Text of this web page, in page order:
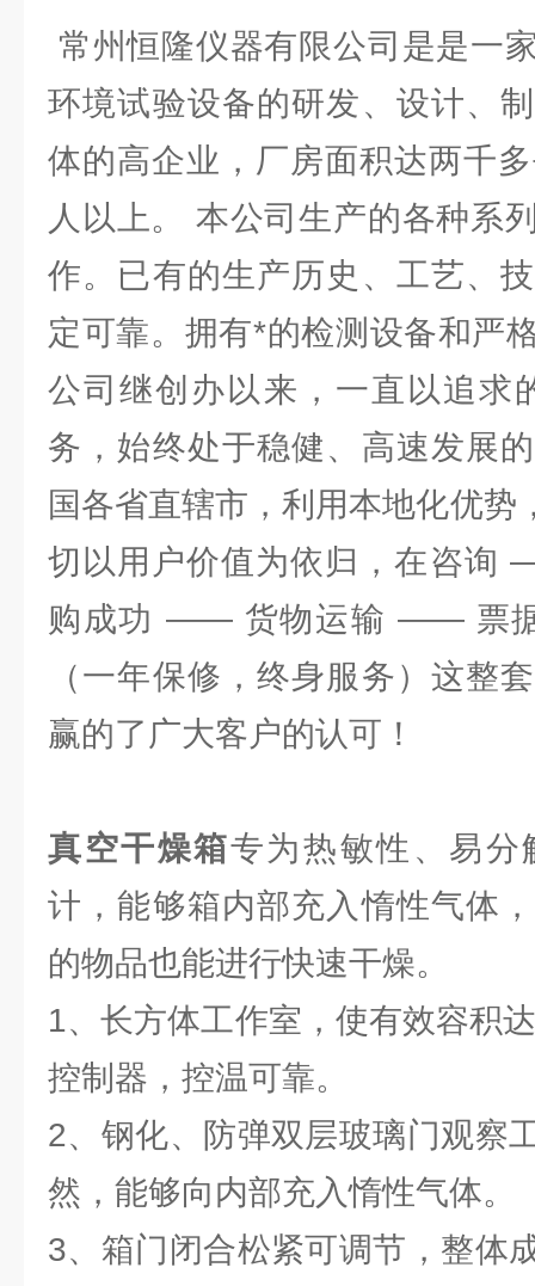
常州恒隆仪器有限公司是是一
环境试验设备的研发、设计、
体的高企业，厂房面积达两千
人以上。 本公司生产的各种系
作。已有的生产历史、工艺、
定可靠。拥有*的检测设备和严
公司继创办以来，一直以追求
务，始终处于稳健、高速发展
国各省直辖市，利用本地化优势
切以用户价值为依归，在咨
购成功 —— 货物运输 —— 票
（一年保修，终身服务）这整
赢的了广大客户的认可！
真空干燥箱专为热敏性、易分
计，能够箱内部充入惰性气体
的物品也能进行快速干燥。
1、长方体工作室，使有效容积
控制器，控温可靠。
2、钢化、防弹双层玻璃门观察
然，能够向内部充入惰性气体。
3、箱门闭合松紧可调节，整体